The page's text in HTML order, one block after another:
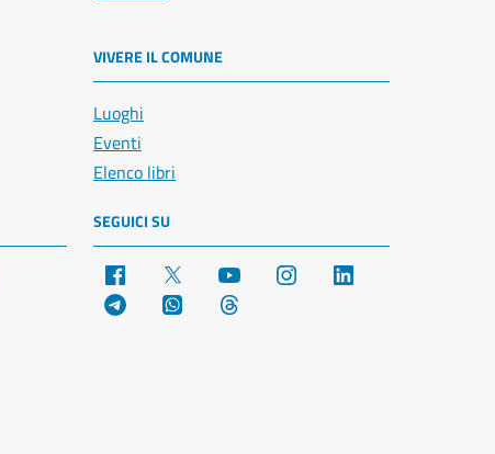
VIVERE IL COMUNE
Luoghi
Eventi
Elenco libri
SEGUICI SU
Facebook YouTube Instagram
Telegram WhatsApp